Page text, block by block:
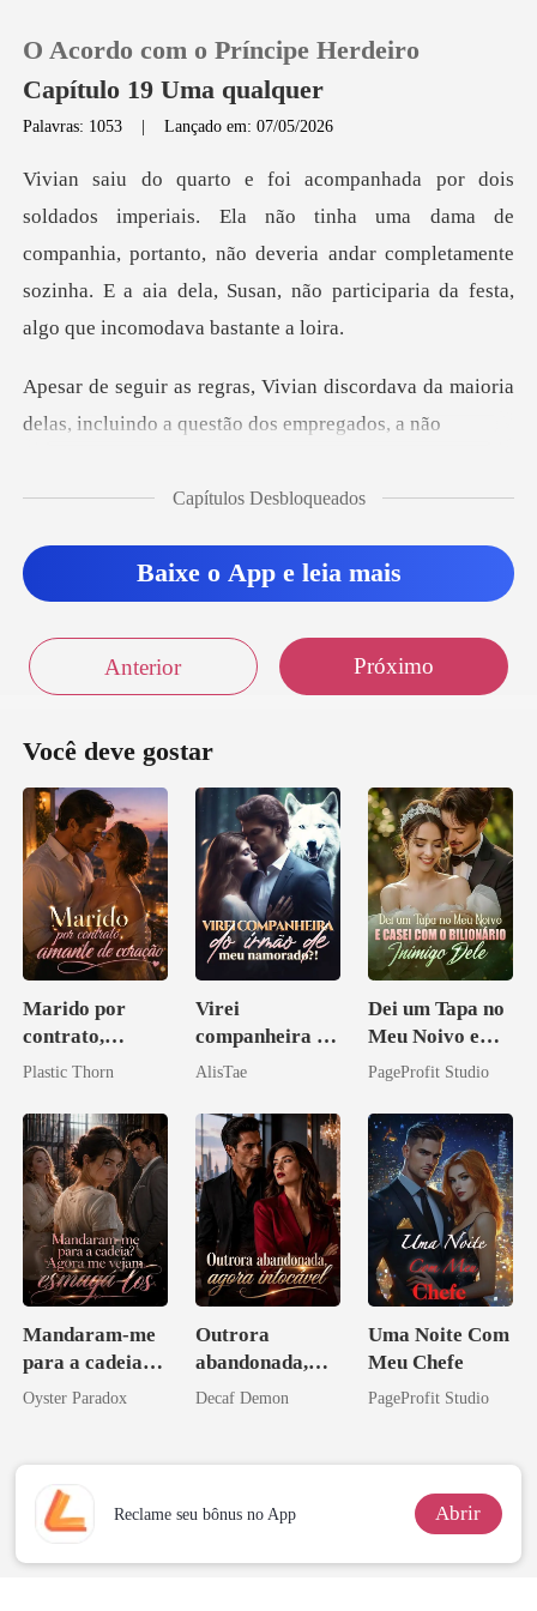
0
Loja
Sair
O Acordo com o Príncipe Herdeiro
Capítulo 19 Uma qualquer
Palavras: 1053 |Lançado em: 07/05/2026
a uma dama de
companhia, portanto, não deveria andar completamente
sozinha. E a a
discordava da maioria
delas, inclui
Capítulos Desbloqueados
Baixe o App e leia mais
Anterior Próximo
Você deve gostar
Marido por
contrato,
amante de
Plastic Thorn
Virei
companheira do
irmão de meu
AlisTae
Dei um Tapa no
Meu Noivo e
Casei com o
Inimigo Dele
PageProfit Studio
Mandaram-me
para a cadeia?
Agora me
Oyster Paradox
Outrora
abandonada,
agora intocável
Decaf Demon
Uma Noite Com
Meu Chefe
PageProfit Studio
Reclame seu bônus no App Abrir